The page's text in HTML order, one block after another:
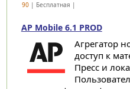
90| Бесплатная |
AP Mobile 6.1 PROD
Агрегатор
доступ к
Пресс и